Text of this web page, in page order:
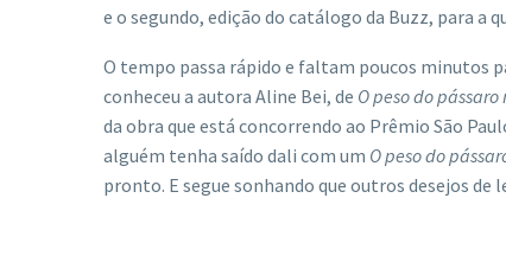
e o segundo, edição do catálogo da Buzz, para a
O tempo passa rápido e faltam poucos minutos
conheceu a autora Aline Bei, de O peso do pássaro
da obra que está concorrendo ao Prêmio São
alguém tenha saído dali com um O peso do
pronto. E segue sonhando que outros desejos de